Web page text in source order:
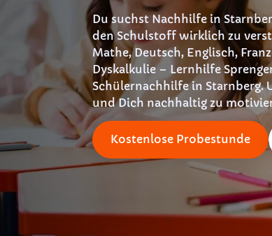
Du suchst Nachhilfe in
den Schulstoff wirklich zu
Mathe, Deutsch, Englisch,
Dyskalkulie – Lernhilfe
Schülernachhilfe in Starnberg.
und Dich nachhaltig zu
Kostenlose Probestunde